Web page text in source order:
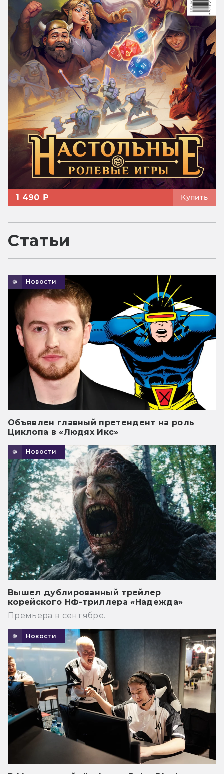
1 490 ₽ Купить
Статьи
Новости
Объявлен главный претендент на роль
Циклопа в «Людях Икс»
Новости
Вышел дублированный трейлер
корейского НФ-триллера «Надежда»
Премьера в сентябре.
Новости